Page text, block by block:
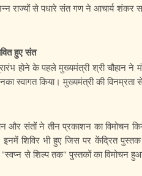
राज्यों से पधारे संत गण ने आचार्य शंकर
हुए संत
होने के पहले मुख्यमंत्री श्री चौहान ने
स्वागत किया। मुख्यमंत्री की
और संतों ने तीन प्रकाशन का विमोचन
शिविर भी हुए जिस पर केंद्रित पुस्तक
से शिल्प तक" पुस्तकों का विमोचन